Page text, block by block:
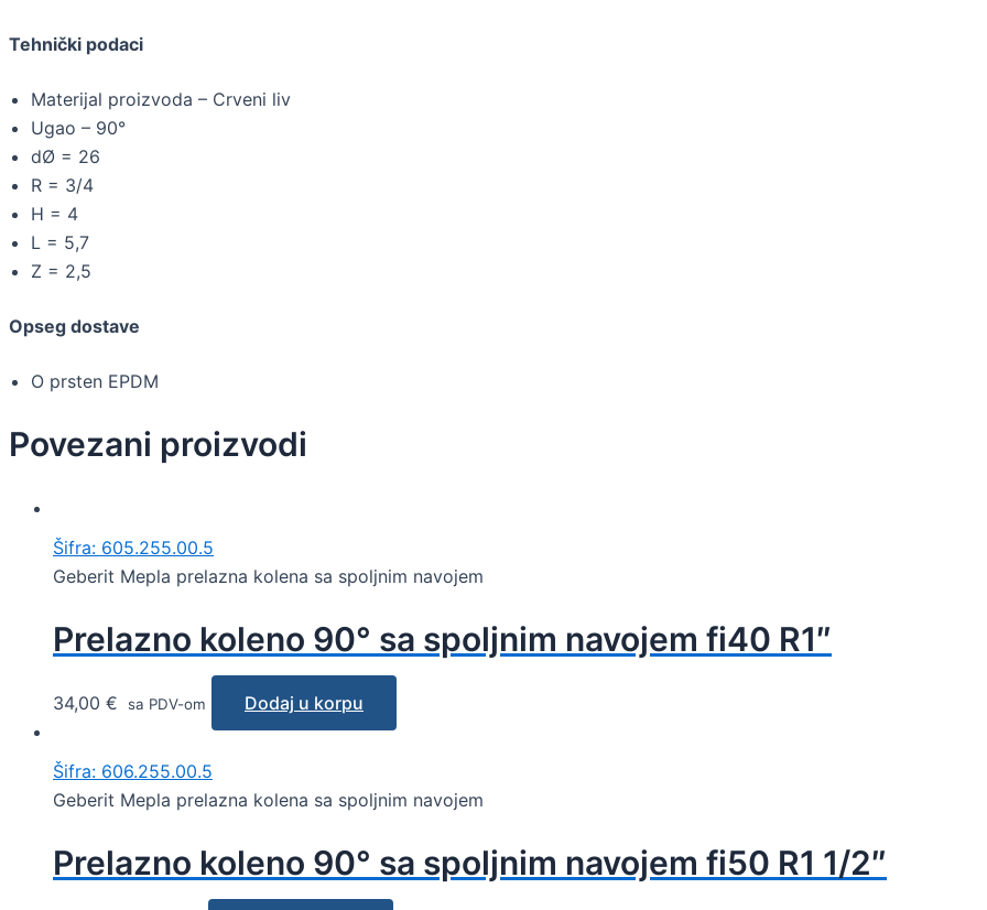
Tehnički podaci
Materijal proizvoda – Crveni liv
Ugao – 90°
dØ = 26
R = 3/4
H = 4
L = 5,7
Z = 2,5
Opseg dostave
O prsten EPDM
Povezani proizvodi
Šifra: 605.255.00.5
Geberit Mepla prelazna kolena sa spoljnim navojem
Prelazno koleno 90° sa spoljnim navojem fi40 R1″
34,00 € sa PDV-om Dodaj u korpu
Šifra: 606.255.00.5
Geberit Mepla prelazna kolena sa spoljnim navojem
Prelazno koleno 90° sa spoljnim navojem fi50 R1 1/2″